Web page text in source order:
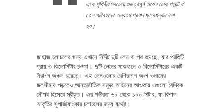
একে পৃথিবীর সবচেয়ে গুরুত্বপূর্ণ অয়েল চোক পয়েন্ট বা
তেল পরিবহনের অন্যতম প্রধান প্রবেশদ্বার বলা
হয়।
জাহাজ চলাচলের জন্য এখানে নির্দিষ্ট দুটি লেন বা পথ রয়েছে, যার প্রতিটি
প্রায় ৩ কিলোমিটার চওড়া। দুটি লেনের মাঝখানে ৩ কিলোমিটারের একটি
নিরাপদ অঞ্চল রয়েছে। এই লেনগুলোর বেশিরভাগ অংশ ওমানের
জলসীমায় পড়লেও আন্তর্জাতিক সমুদ্র আইনের আওতায় এগুলো বৈশ্বিক
নৌপথ হিসেবে স্বীকৃত। এর গভীরতা ৬০ থেকে ১০০ মিটার, যা বিশাল
আকৃতির সুপারট্যাঙ্কার চলাচলের জন্য যথেষ্ট।